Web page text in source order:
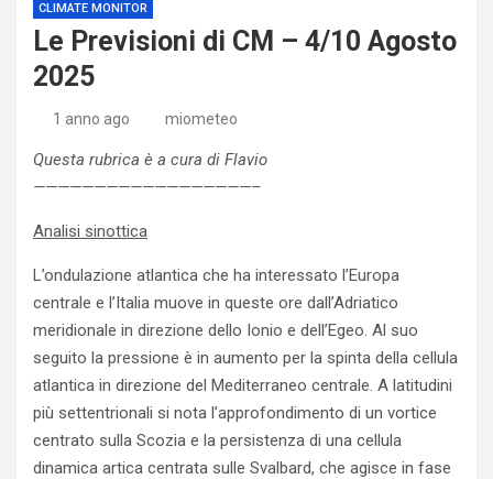
CLIMATE MONITOR
Le Previsioni di CM – 4/10 Agosto
2025
1 anno ago miometeo
Questa rubrica è a cura di Flavio
——————————————————–
Analisi sinottica
L’ondulazione atlantica che ha interessato l’Europa
centrale e l’Italia muove in queste ore dall’Adriatico
meridionale in direzione dello Ionio e dell’Egeo. Al suo
seguito la pressione è in aumento per la spinta della cellula
atlantica in direzione del Mediterraneo centrale. A latitudini
più settentrionali si nota l’approfondimento di un vortice
centrato sulla Scozia e la persistenza di una cellula
dinamica artica centrata sulle Svalbard, che agisce in fase